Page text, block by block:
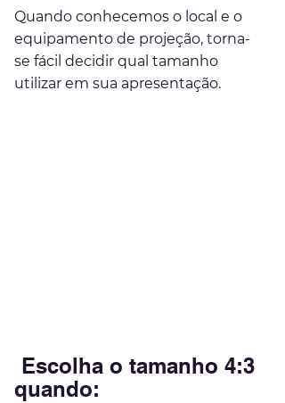
Quando conhecemos o local e o
equipamento de projeção, torna-
se fácil decidir qual tamanho
utilizar em sua apresentação.
Escolha o tamanho 4:3
quando: